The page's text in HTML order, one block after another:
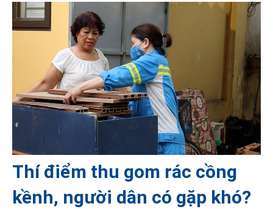
Thí điểm thu gom rác cồng
kềnh, người dân có gặp khó?